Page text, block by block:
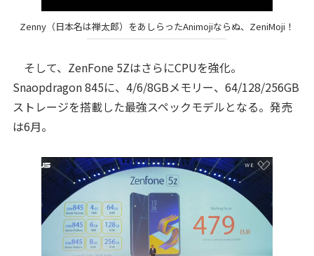
Zenny（日本名は禅太郎）をあしらったAnimojiならぬ、ZeniMoji！
そして、ZenFone 5ZはさらにCPUを強化。
Snaopdragon 845に、4/6/8GBメモリー、64/128/256GB
ストレージを搭載した最強スペックモデルとなる。発売
は6月。